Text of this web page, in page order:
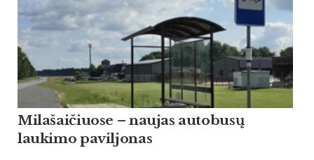
Milašaičiuose – naujas autobusų
laukimo paviljonas